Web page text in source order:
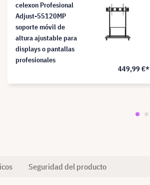
celexon Profesional
Adjust-55120MP
soporte móvil de
altura ajustable para
displays o pantallas
profesionales
449,99 €*
Seguridad del producto